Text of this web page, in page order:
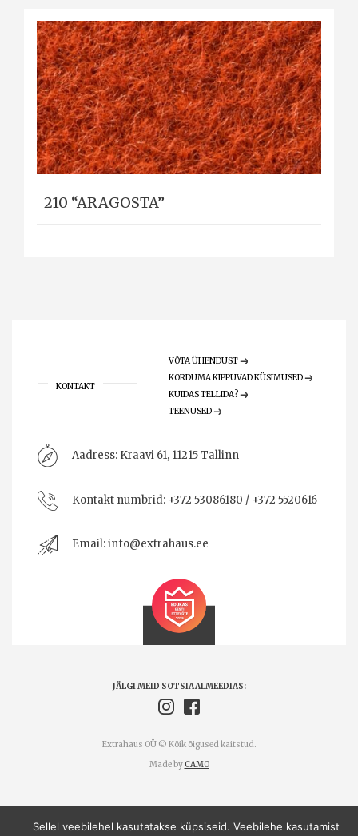
210 “ARAGOSTA”
KONTAKT
VÕTA ÜHENDUST
KORDUMA KIPPUVAD KÜSIMUSED
KUIDAS TELLIDA?
TEENUSED
Aadress: Kraavi 61, 11215 Tallinn
Kontakt numbrid: +372 53086180 / +372 5520616
Email:info@extrahaus.ee
Extrahaus OÜ © Kõik õigused kaitstud.
JÄLGI MEID SOTSIAALMEEDIAS:
Made by CAMO
Sellel veebilehel kasutatakse küpsiseid. Veebilehe kasutamist